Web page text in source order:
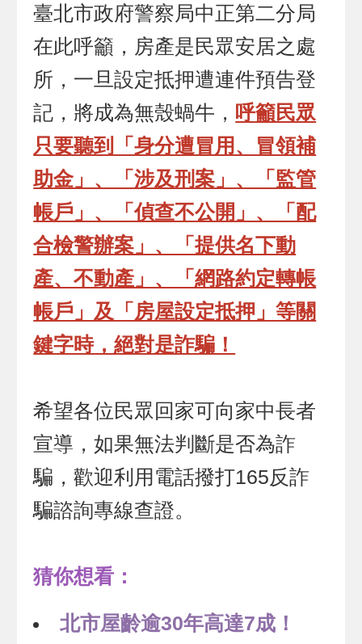
臺北市政府警察局中正第二分局
在此呼籲，房產是民眾安居之處
所，一旦設定抵押遭連件預告登
記，將成為無殼蝸牛， 呼籲民眾
只要聽到「身分遭冒用、冒領補
助金」、「涉及刑案」、「監管
帳戶」、「偵查不公開」、「配
合檢警辦案」、「提供名下動
產、不動產」、「網路約定轉帳
帳戶」及「房屋設定抵押」等關
鍵字時，絕對是詐騙！
希望各位民眾回家可向家中長者
宣導，如果無法判斷是否為詐
騙，歡迎利用電話撥打165反詐
騙諮詢專線查證。
猜你想看：
北市屋齡逾30年高達7成！